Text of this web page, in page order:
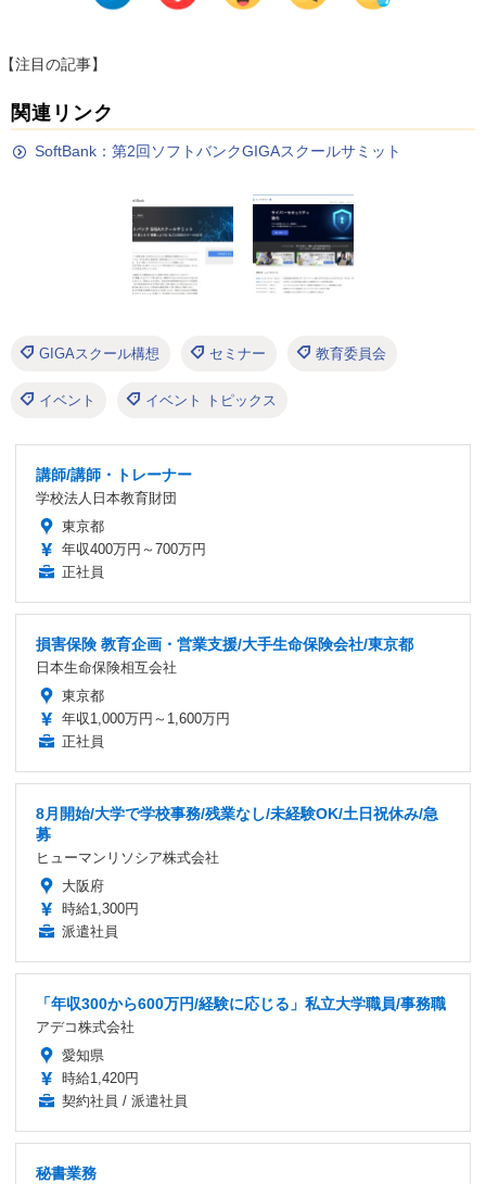
【注目の記事】
関連リンク
SoftBank：第2回ソフトバンクGIGAスクールサミット
GIGAスクール構想 セミナー 教育委員会
イベント イベント トピックス
講師/講師・トレーナー
学校法人日本教育財団
東京都
年収400万円～700万円
正社員
損害保険 教育企画・営業支援/大手生命保険会社/東京都
日本生命保険相互会社
東京都
年収1,000万円～1,600万円
正社員
8月開始/大学で学校事務/残業なし/未経験OK/土日祝休み/急
募
ヒューマンリソシア株式会社
大阪府
時給1,300円
派遣社員
「年収300から600万円/経験に応じる」私立大学職員/事務職
アデコ株式会社
愛知県
時給1,420円
契約社員 / 派遣社員
秘書業務